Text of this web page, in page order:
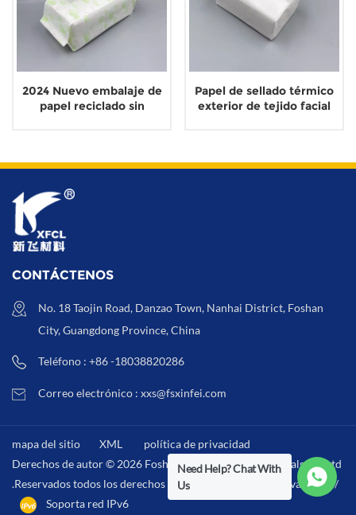
2024 Nuevo embalaje de
papel reciclado sin
Papel de sellado térmico
exterior de tejido facial
CONTÁCTENOS
No. 18 Taojin Road, Danzao Town, Nanhai District, Foshan
City, Guangdong Province, China
Teléfono : +86 -18038820286
Correo electrónico : xxs@fsxinfei.com
mapa del sitio XML
política de privacidad
Derechos de autor © 2026 Foshan Xinfei Hygiene Materials Co.,Ltd
.Reservados todos los derechos . / XML política de privacidad /
Soporta red IPv6
Need Help? Chat With
Us